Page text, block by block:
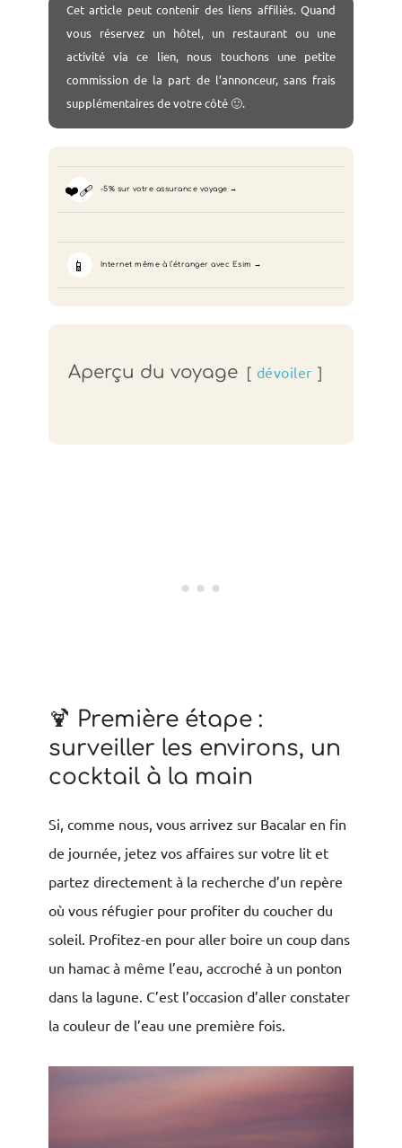
Cetarticle peut contenir des liens affiliés. Quand
vous réservez un hôtel, un restaurant ou une
activité via ce lien, nous touchons une petite
commission de la part de l’annonceur, sans frais
supplémentaires de votre côté 🙂.
❤️‍🩹 -5% sur votre assurance voyage
📱 Internet même à l’étranger avec Esim
Aperçu du voyage dévoiler
🍹 Première étape :
surveiller les environs, un
cocktail à la main
Si, comme nous, vous arrivez sur Bacalar en fin
de journée, jetez vos affaires sur votre lit et
partez directement à la recherche d’un repère
où vous réfugier pour profiter du coucher du
soleil. Profitez-en pour aller boire un coup dans
un hamac à même l’eau, accroché à un ponton
dans la lagune. C’est l’occasion d’aller constater
la couleur de l’eau une première fois.